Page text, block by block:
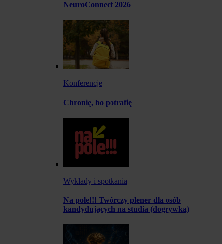
NeuroConnect 2026
Konferencje
Chronię, bo potrafię
Wykłady i spotkania
Na pole!!! Twórczy plener dla osób
kandydujących na studia (dogrywka)